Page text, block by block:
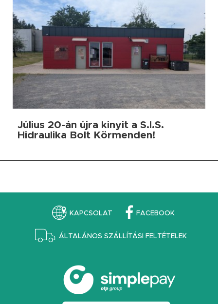
Július 20-án újra kinyit a S.I.S.
Hidraulika Bolt Körmenden!
KAPCSOLAT FACEBOOK
ÁLTALÁNOS SZÁLLÍTÁSI FELTÉTELEK